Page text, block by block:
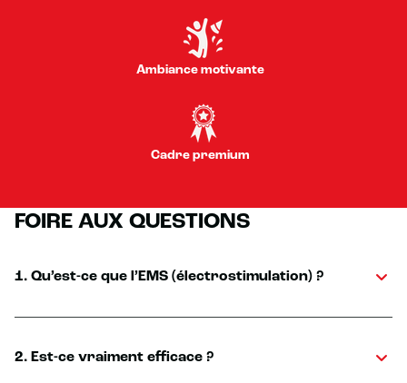
Ambiance motivante
Cadre premium
FOIRE AUX QUESTIONS
1. Qu’est-ce que l’EMS (électrostimulation) ?
2. Est-ce vraiment efficace ?